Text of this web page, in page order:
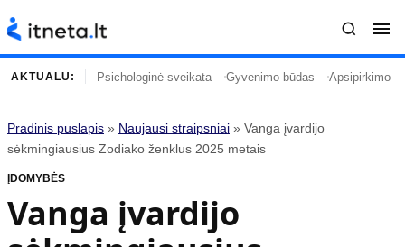
Turinys
Naujausi straipsniai
Gyvenimas
Įdomybės
Temos
Kulinarija
Technologijos
AKTUALU: Psichologinė sveikata Gyvenimo būdas Apsipirkimo
Pradinis puslapis » Naujausi straipsniai » Vanga įvardijo
sėkmingiausius Zodiako ženklus 2025 metais
ĮDOMYBĖS
Vanga įvardijo